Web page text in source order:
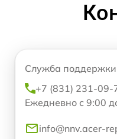
Служба поддержки
+7 (831) 231-09-
Ежедневно с 9:00
info@nnv.acer-